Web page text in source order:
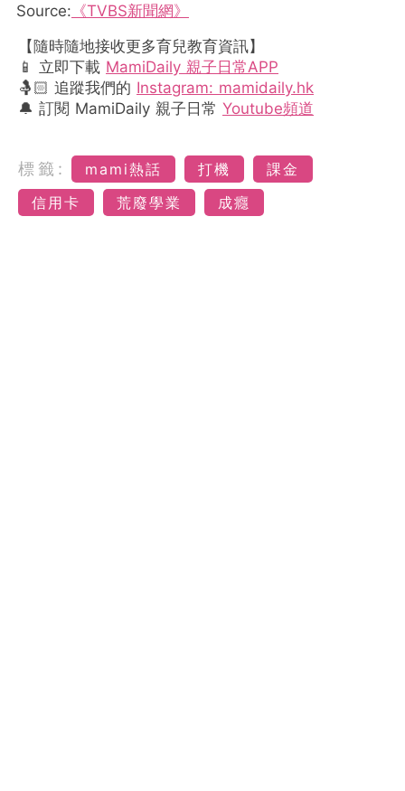
Source: 《TVBS新聞網》
【隨時隨地接收更多育兒教育資訊】
📱 立即下載 MamiDaily 親子日常APP
🤱🏻 追蹤我們的 Instagram: mamidaily.hk
🔔 訂閱 MamiDaily 親子日常 Youtube頻道
標籤: mami熱話 打機
課金
信用卡
荒廢學業 成癮